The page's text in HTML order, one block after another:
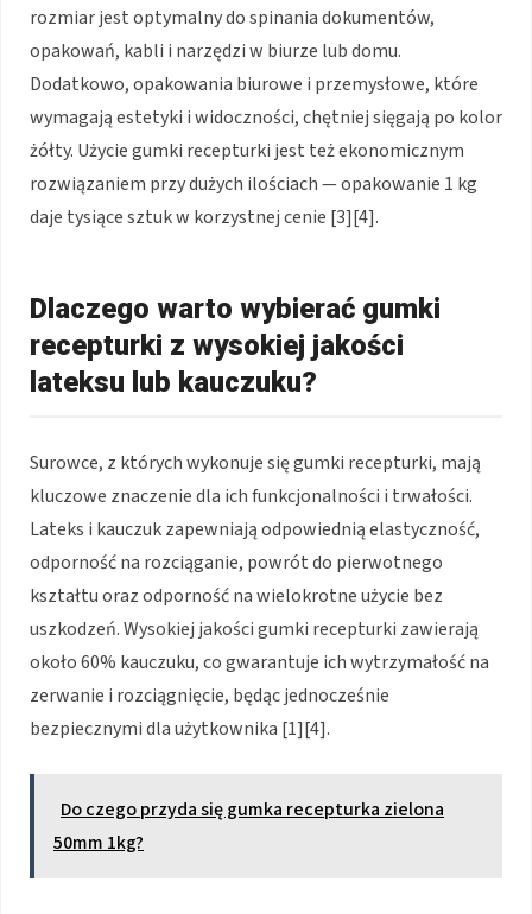
rozmiar jest optymalny do spinania dokumentów,
opakowań, kabli i narzędzi w biurze lub domu.
Dodatkowo, opakowania biurowe i przemysłowe, które
wymagają estetyki i widoczności, chętniej sięgają po kolor
żółty. Użycie gumki recepturki jest też ekonomicznym
rozwiązaniem przy dużych ilościach — opakowanie 1 kg
daje tysiące sztuk w korzystnej cenie [3][4].
Dlaczego warto wybierać gumki
recepturki z wysokiej jakości
lateksu lub kauczuku?
Surowce, z których wykonuje się gumki recepturki, mają
kluczowe znaczenie dla ich funkcjonalności i trwałości.
Lateks i kauczuk zapewniają odpowiednią elastyczność,
odporność na rozciąganie, powrót do pierwotnego
kształtu oraz odporność na wielokrotne użycie bez
uszkodzeń. Wysokiej jakości gumki recepturki zawierają
około 60% kauczuku, co gwarantuje ich wytrzymałość na
zerwanie i rozciągnięcie, będąc jednocześnie
bezpiecznymi dla użytkownika [1][4].
Do czego przyda się gumka recepturka zielona
50mm 1kg?